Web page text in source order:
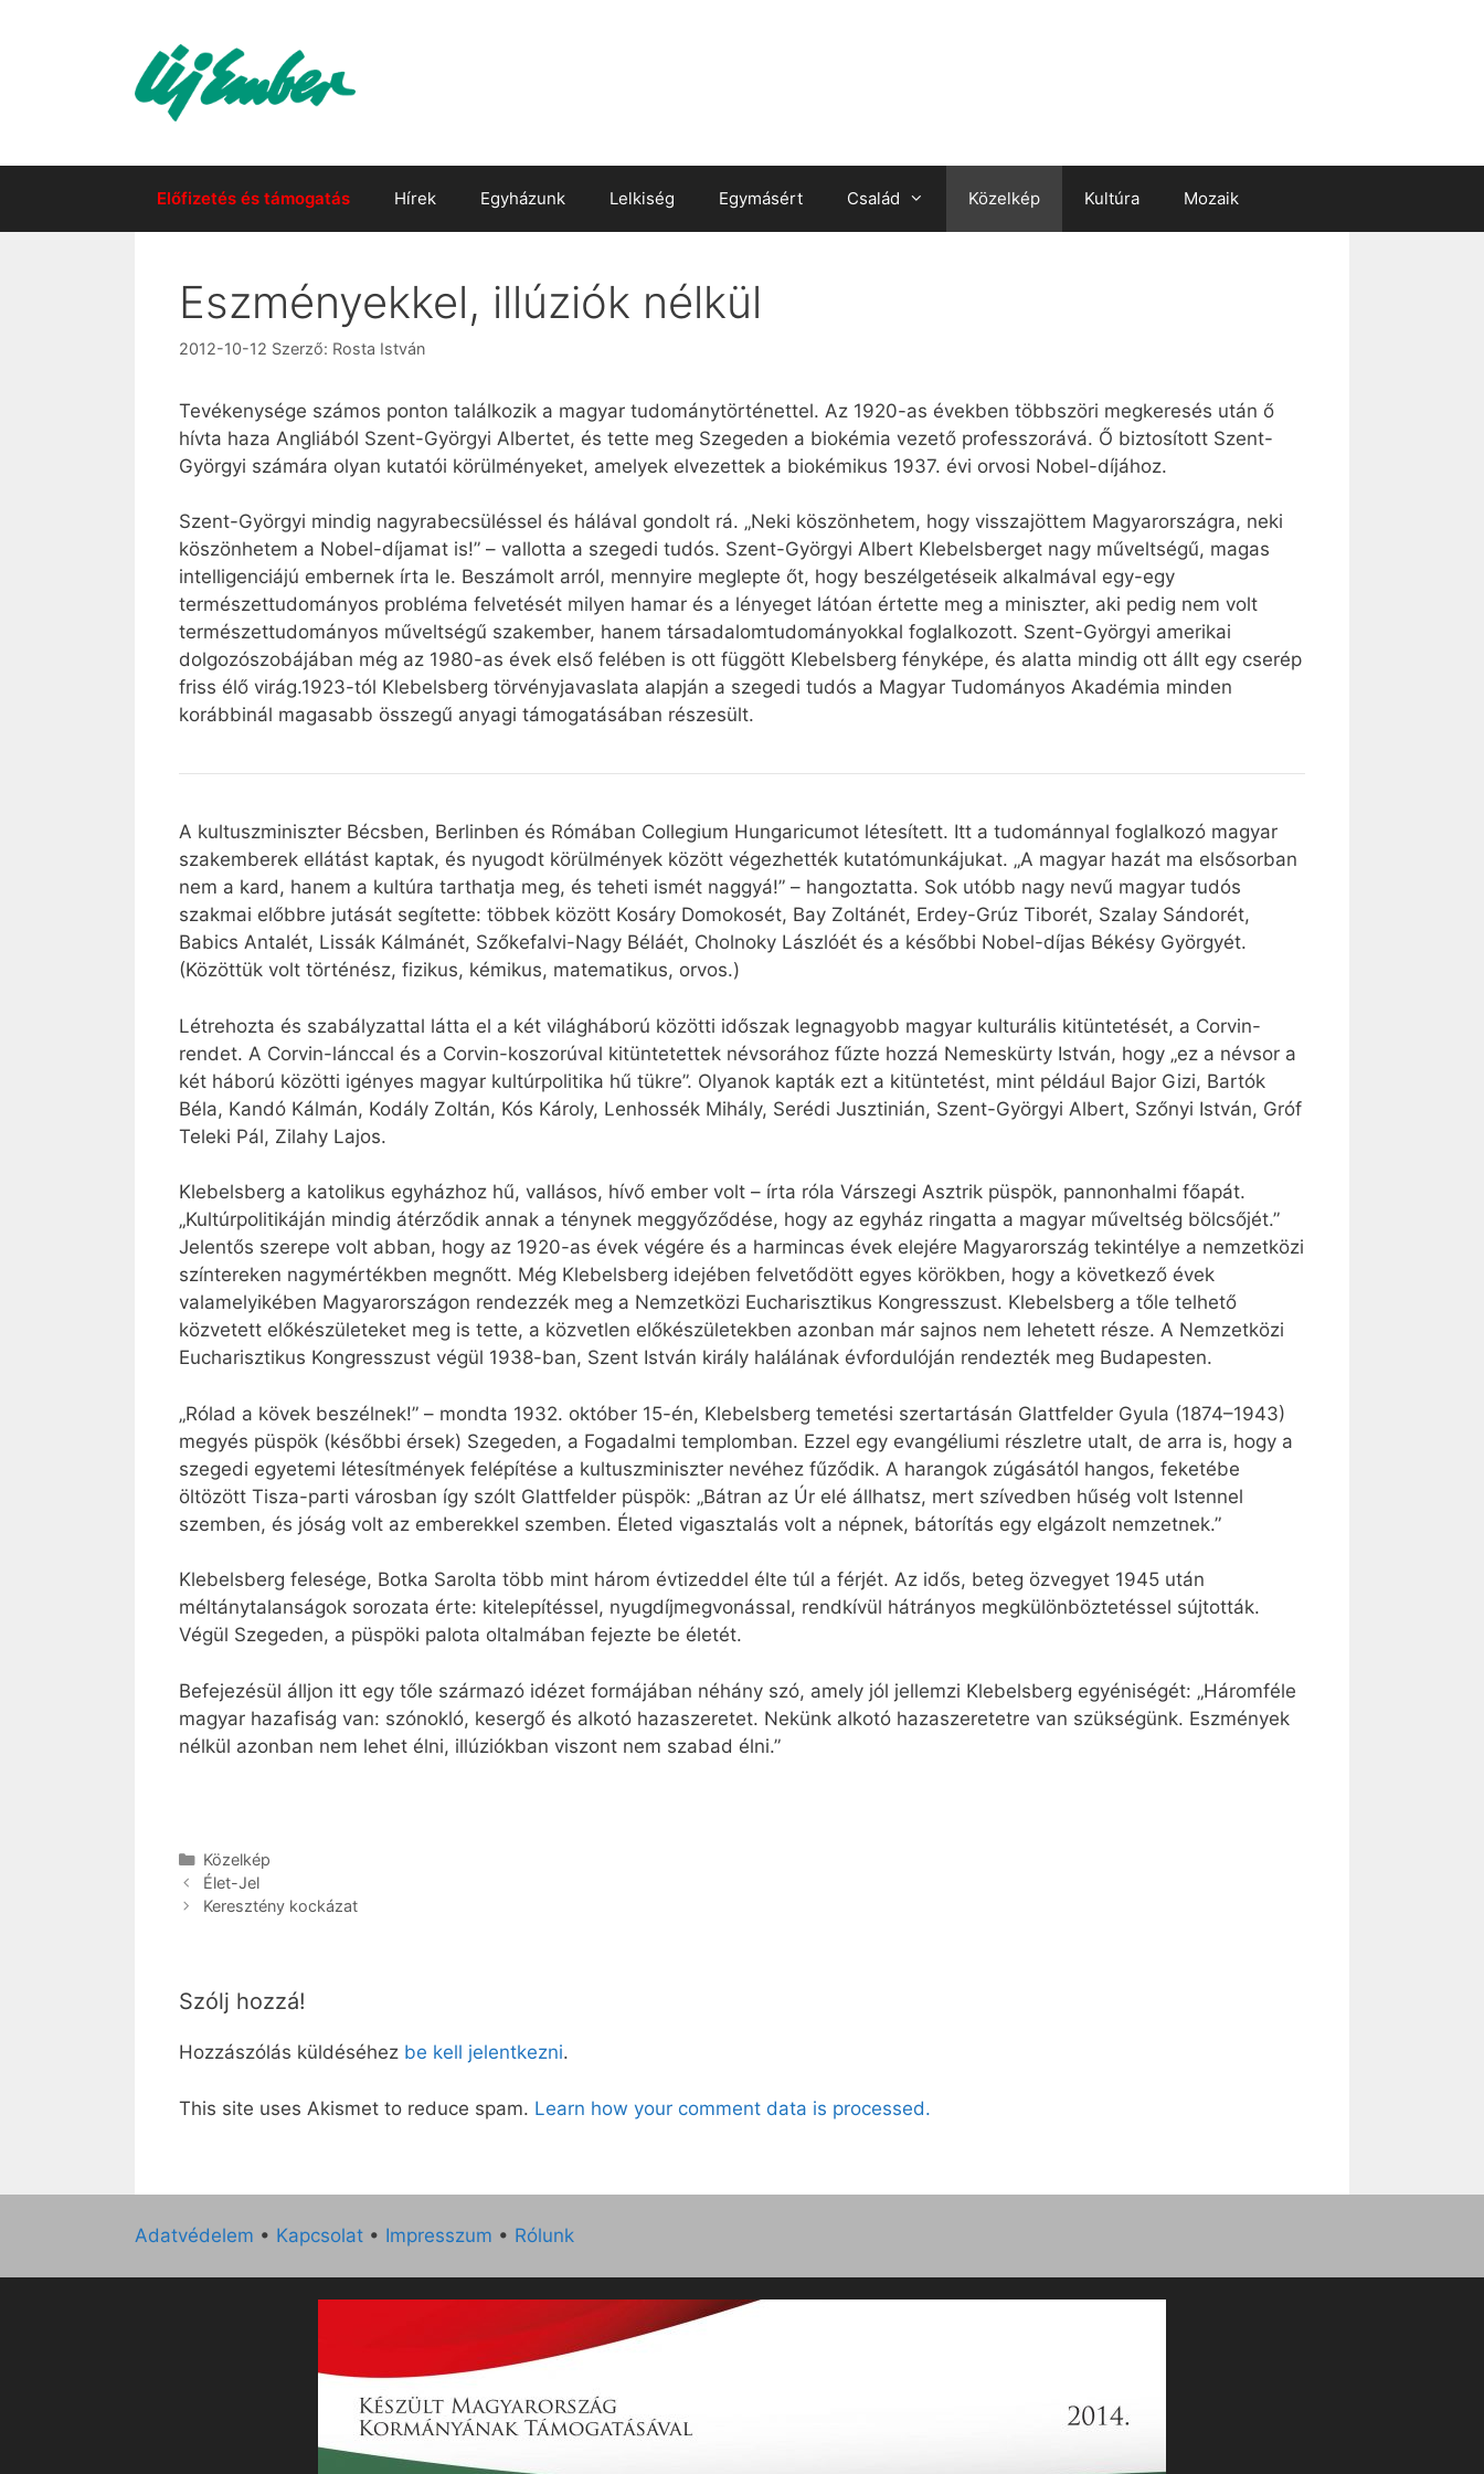
Előfizetés és támogatás Hírek Egyházunk Lelkiség Egymásért Család Közelkép Kultúra Mozaik
Eszményekkel, illúziók nélkül
2012-10-12 Szerző: Rosta István
Tevékenysége számos ponton találkozik a magyar tudománytörténettel. Az 1920-as években többszöri megkeresés után ő
hívta haza Angliából Szent-Györgyi Albertet, és tette meg Szegeden a biokémia vezető professzorává. Ő biztosított Szent-
Györgyi számára olyan kutatói körülményeket, amelyek elvezettek a biokémikus 1937. évi orvosi Nobel-díjához.
Szent-Györgyi mindig nagyrabecsüléssel és hálával gondolt rá. „Neki köszönhetem, hogy visszajöttem Magyarországra, neki
köszönhetem a Nobel-díjamat is!” – vallotta a szegedi tudós. Szent-Györgyi Albert Klebelsberget nagy műveltségű, magas
intelligenciájú embernek írta le. Beszámolt arról, mennyire meglepte őt, hogy beszélgetéseik alkalmával egy-egy
természettudományos probléma felvetését milyen hamar és a lényeget látóan értette meg a miniszter, aki pedig nem volt
természettudományos műveltségű szakember, hanem társadalomtudományokkal foglalkozott. Szent-Györgyi amerikai
dolgozószobájában még az 1980-as évek első felében is ott függött Klebelsberg fényképe, és alatta mindig ott állt egy cserép
friss élő virág.1923-tól Klebelsberg törvényjavaslata alapján a szegedi tudós a Magyar Tudományos Akadémia minden
korábbinál magasabb összegű anyagi támogatásában részesült.
A kultuszminiszter Bécsben, Berlinben és Rómában Collegium Hungaricumot létesített. Itt a tudománnyal foglalkozó magyar
szakemberek ellátást kaptak, és nyugodt körülmények között végezhették kutatómunkájukat. „A magyar hazát ma elsősorban
nem a kard, hanem a kultúra tarthatja meg, és teheti ismét naggyá!” – hangoztatta. Sok utóbb nagy nevű magyar tudós
szakmai előbbre jutását segítette: többek között Kosáry Domokosét, Bay Zoltánét, Erdey-Grúz Tiborét, Szalay Sándorét,
Babics Antalét, Lissák Kálmánét, Szőkefalvi-Nagy Béláét, Cholnoky Lászlóét és a későbbi Nobel-díjas Békésy Györgyét.
(Közöttük volt történész, fizikus, kémikus, matematikus, orvos.)
Létrehozta és szabályzattal látta el a két világháború közötti időszak legnagyobb magyar kulturális kitüntetését, a Corvin-
rendet. A Corvin-lánccal és a Corvin-koszorúval kitüntetettek névsorához fűzte hozzá Nemeskürty István, hogy „ez a névsor a
két háború közötti igényes magyar kultúrpolitika hű tükre”. Olyanok kapták ezt a kitüntetést, mint például Bajor Gizi, Bartók
Béla, Kandó Kálmán, Kodály Zoltán, Kós Károly, Lenhossék Mihály, Serédi Jusztinián, Szent-Györgyi Albert, Szőnyi István, Gróf
Teleki Pál, Zilahy Lajos.
Klebelsberg a katolikus egyházhoz hű, vallásos, hívő ember volt – írta róla Várszegi Asztrik püspök, pannonhalmi főapát.
„Kultúrpolitikáján mindig átérződik annak a ténynek meggyőződése, hogy az egyház ringatta a magyar műveltség bölcsőjét.”
Jelentős szerepe volt abban, hogy az 1920-as évek végére és a harmincas évek elejére Magyarország tekintélye a nemzetközi
színtereken nagymértékben megnőtt. Még Klebelsberg idejében felvetődött egyes körökben, hogy a következő évek
valamelyikében Magyarországon rendezzék meg a Nemzetközi Eucharisztikus Kongresszust. Klebelsberg a tőle telhető
közvetett előkészületeket meg is tette, a közvetlen előkészületekben azonban már sajnos nem lehetett része. A Nemzetközi
Eucharisztikus Kongresszust végül 1938-ban, Szent István király halálának évfordulóján rendezték meg Budapesten.
„Rólad a kövek beszélnek!” – mondta 1932. október 15-én, Klebelsberg temetési szertartásán Glattfelder Gyula (1874–1943)
megyés püspök (későbbi érsek) Szegeden, a Fogadalmi templomban. Ezzel egy evangéliumi részletre utalt, de arra is, hogy a
szegedi egyetemi létesítmények felépítése a kultuszminiszter nevéhez fűződik. A harangok zúgásától hangos, feketébe
öltözött Tisza-parti városban így szólt Glattfelder püspök: „Bátran az Úr elé állhatsz, mert szívedben hűség volt Istennel
szemben, és jóság volt az emberekkel szemben. Életed vigasztalás volt a népnek, bátorítás egy elgázolt nemzetnek.”
Klebelsberg felesége, Botka Sarolta több mint három évtizeddel élte túl a férjét. Az idős, beteg özvegyet 1945 után
méltánytalanságok sorozata érte: kitelepítéssel, nyugdíjmegvonással, rendkívül hátrányos megkülönböztetéssel sújtották.
Végül Szegeden, a püspöki palota oltalmában fejezte be életét.
Befejezésül álljon itt egy tőle származó idézet formájában néhány szó, amely jól jellemzi Klebelsberg egyéniségét: „Háromféle
magyar hazafiság van: szónokló, kesergő és alkotó hazaszeretet. Nekünk alkotó hazaszeretetre van szükségünk. Eszmények
nélkül azonban nem lehet élni, illúziókban viszont nem szabad élni.”
Kategória
Közelkép
Élet-Jel
Keresztény kockázat
Szólj hozzá!
Hozzászólás küldéséhez be kell jelentkezni.
This site uses Akismet to reduce spam. Learn how your comment data is processed.
Adatvédelem • Kapcsolat • Impresszum • Rólunk